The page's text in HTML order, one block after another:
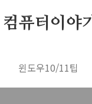
퓨터이야기
윈도우10/11팁